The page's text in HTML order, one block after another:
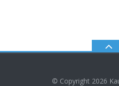
© Copyright 2026